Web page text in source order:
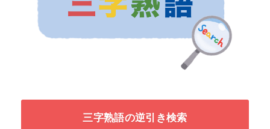
三字熟語の逆引き検索